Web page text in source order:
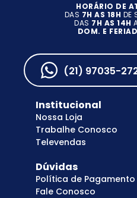
HORÁRIO DE
DAS 7H AS 18H DE
DAS 7H AS 14H
DOM. E
(21) 97035-
Institucional
Nossa Loja
Trabalhe Conosco
Televendas
Dúvidas
Política de Pagamento
Fale Conosco